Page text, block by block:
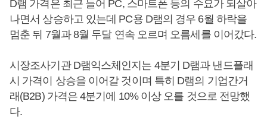
D램 가격은 최근 들어 PC, 스마트폰 등의 수요가 되살아
나면서 상승하고 있는데 PC용 D램의 경우 6월 하락을
멈춘 뒤 7월과 8월 두달 연속 오르며 오름세를 이어갔다.
시장조사기관 D램익스체인지는 4분기 D램과 낸드플래
시 가격이 상승을 이어갈 것이며 특히 D램의 기업간거
래(B2B) 가격은 4분기에 10% 이상 오를 것으로 전망했
다.